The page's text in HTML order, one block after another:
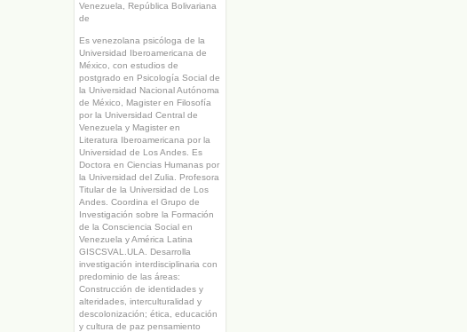
Venezuela, República Bolivariana
de
Es venezolana psicóloga de la
Universidad Iberoamericana de
México, con estudios de
postgrado en Psicología Social de
la Universidad Nacional Autónoma
de México, Magister en Filosofía
por la Universidad Central de
Venezuela y Magister en
Literatura Iberoamericana por la
Universidad de Los Andes. Es
Doctora en Ciencias Humanas por
la Universidad del Zulia. Profesora
Titular de la Universidad de Los
Andes. Coordina el Grupo de
Investigación sobre la Formación
de la Consciencia Social en
Venezuela y América Latina
GISCSVAL.ULA. Desarrolla
investigación interdisciplinaria con
predominio de las áreas:
Construcción de identidades y
alteridades, interculturalidad y
descolonización; ética, educación
y cultura de paz pensamiento